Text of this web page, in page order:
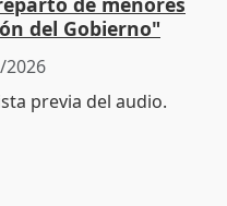
del Gobierno"
2026